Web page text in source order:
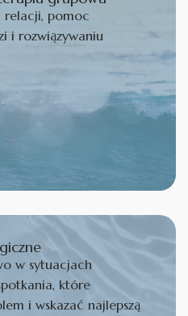
relacji, pomoc
i rozwiązywaniu
w sytuacjach
które
i wskazać najlepszą